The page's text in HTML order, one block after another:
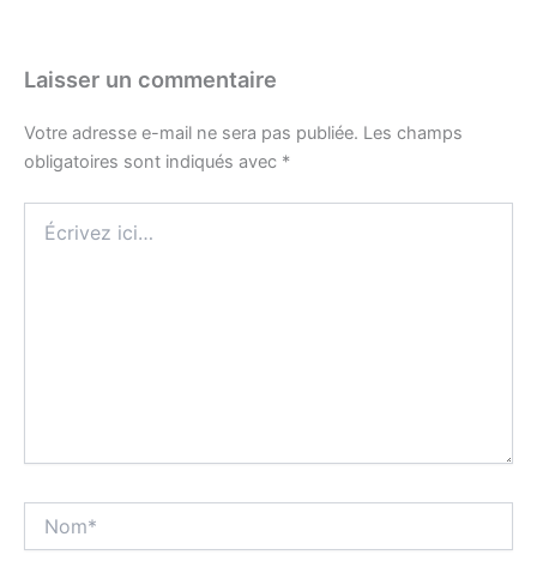
Laisser un commentaire
Votre adresse e-mail ne sera pas publiée. Les champs
obligatoires sont indiqués avec *
ici…